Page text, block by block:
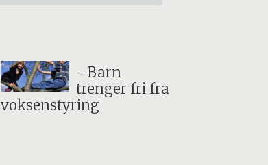
- Barn
trenger fri fra
voksenstyring